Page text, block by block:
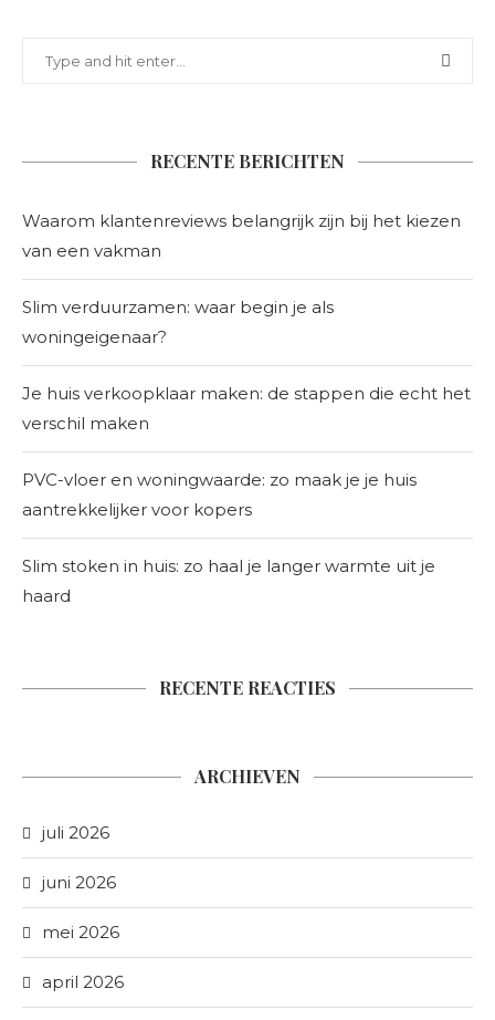
RECENTE BERICHTEN
Waarom klantenreviews belangrijk zijn bij het kiezen
van een vakman
Slim verduurzamen: waar begin je als
woningeigenaar?
Je huis verkoopklaar maken: de stappen die echt het
verschil maken
PVC-vloer en woningwaarde: zo maak je je huis
aantrekkelijker voor kopers
Slim stoken in huis: zo haal je langer warmte uit je
haard
RECENTE REACTIES
ARCHIEVEN
juli 2026
juni 2026
mei 2026
april 2026